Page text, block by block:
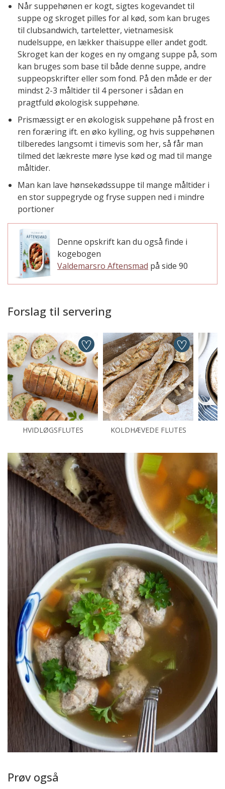
Når suppehønen er kogt, sigtes kogevandet til
suppe og skroget pilles for al kød, som kan bruges
til clubsandwich, tarteletter, vietnamesisk
nudelsuppe, en lækker thaisuppe eller andet godt.
Skroget kan der koges en ny omgang suppe på, som
kan bruges som base til både denne suppe, andre
suppeopskrifter eller som fond. På den måde er der
mindst 2-3 måltider til 4 personer i sådan en
pragtfuld økologisk suppehøne.
Prismæssigt er en økologisk suppehøne på frost en
ren foræring ift. en øko kylling, og hvis suppehønen
tilberedes langsomt i timevis som her, så får man
tilmed det lækreste møre lyse kød og mad til mange
måltider.
Man kan lave hønsekødssuppe til mange måltider i
en stor suppegryde og fryse suppen ned i mindre
portioner
Denne opskrift kan du også finde i
kogebogen
Valdemarsro Aftensmad på side 90
Forslag til servering
HVIDLØGSFLUTES KOLDHÆVEDE FLUTES
Prøv også